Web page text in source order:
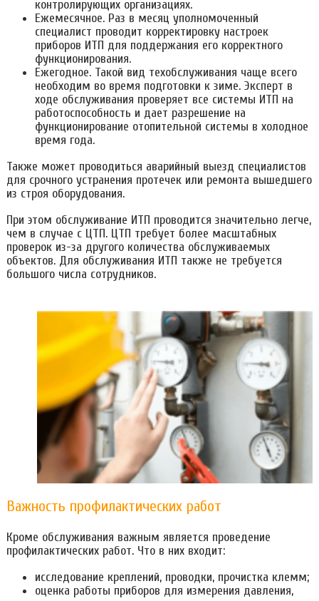
контролирующих организациях.
Ежемесячное. Раз в месяц уполномоченный
специалист проводит корректировку настроек
приборов ИТП для поддержания его корректного
функционирования.
Ежегодное. Такой вид техобслуживания чаще всего
необходим во время подготовки к зиме. Эксперт в
ходе обслуживания проверяет все системы ИТП на
работоспособность и дает разрешение на
функционирование отопительной системы в холодное
время года.
Также может проводиться аварийный выезд специалистов
для срочного устранения протечек или ремонта вышедшего
из строя оборудования.
При этом обслуживание ИТП проводится значительно легче,
чем в случае с ЦТП. ЦТП требует более масштабных
проверок из-за другого количества обслуживаемых
объектов. Для обслуживания ИТП также не требуется
большого числа сотрудников.
Важность профилактических работ
Кроме обслуживания важным является проведение
профилактических работ. Что в них входит:
исследование креплений, проводки, прочистка клемм;
оценка работы приборов для измерения давления,